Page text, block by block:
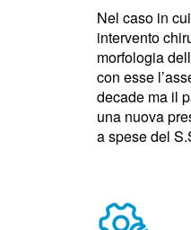
Nel caso in
intervento
morfologia
con esse
decade ma il
una nuova
a spese del